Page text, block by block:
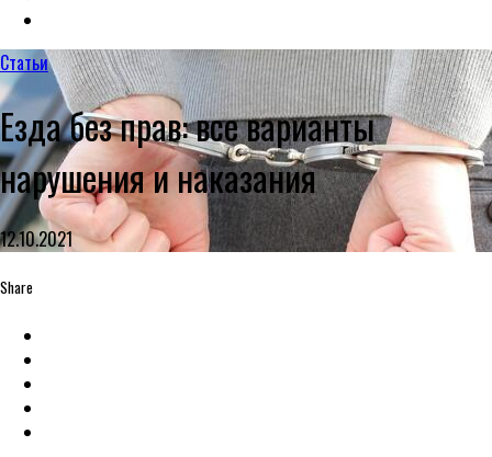
Статьи
Езда без прав: все варианты
нарушения и наказания
12.10.2021
Share